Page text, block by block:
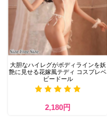
大胆なハイレグがボディラインを妖
艶に見せる花嫁風テディ コスプレベ
ビードール
2,180円